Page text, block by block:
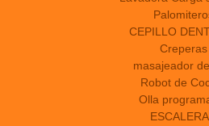
CEPILLO
Creperas
masajeador
Robot de
Olla